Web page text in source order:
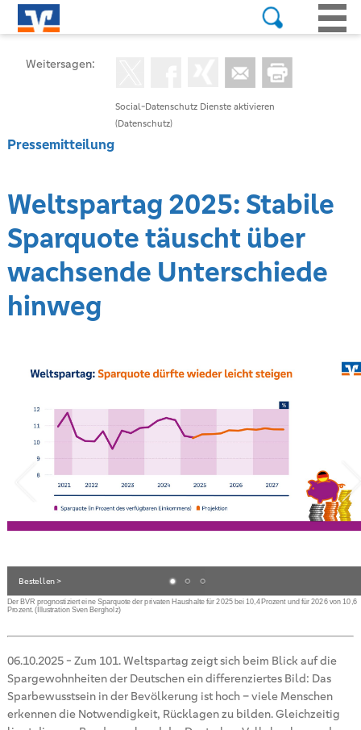
Social-Datenschutz Dienste aktivieren
(Datenschutz)
Weitersagen:
Pressemitteilung
Weltspartag 2025: Stabile
Sparquote täuscht über
wachsende Unterschiede
hinweg
Bestellen >
Der BVR prognostiziert eine Sparquote der privaten Haushalte für 2025 bei 10,4 Prozent und für 2026 von 10,6
Prozent. (Illustration Sven Bergholz)
06.10.2025- Zum 101. Weltspartag zeigt sich beim Blick auf die
Spargewohnheiten der Deutschen ein differenziertes Bild: Das
Sparbewusstsein in der Bevölkerung ist hoch – viele Menschen
erkennen die Notwendigkeit, Rücklagen zu bilden. Gleichzeitig